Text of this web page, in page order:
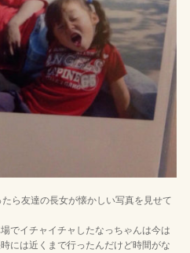
ら友達の長女が懐かしい写真を見せて
でイチャイチャしたなっちゃんは今は
には近くまで行ったんだけど時間がな